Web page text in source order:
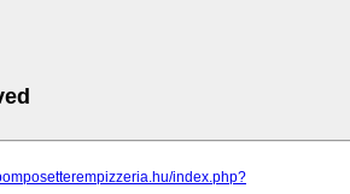
index.php?